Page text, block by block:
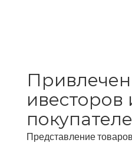
ивесторов
Представление